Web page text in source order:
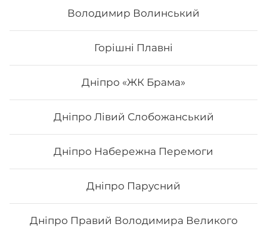
Володимир Волинський
Горішні Плавні
Дніпро «ЖК Брама»
Дніпро Лівий Слобожанський
Дніпро Набережна Перемоги
Дніпро Парусний
Дніпро Правий Володимира Великого
Рол Orange
Вага: 285 г Склад: соєвий папір, рис, лосось печений,
247